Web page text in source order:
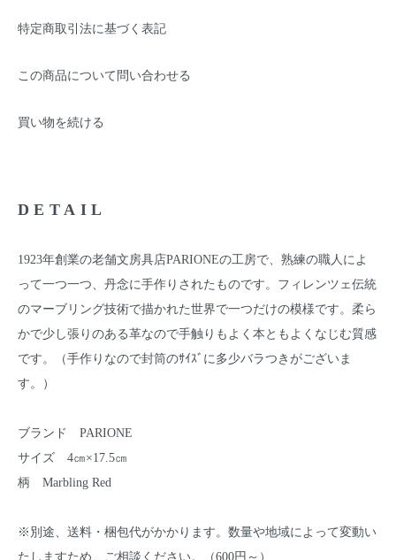
特定商取引法に基づく表記
この商品について問い合わせる
買い物を続ける
DETAIL
1923年創業の老舗文房具店PARIONEの工房で、熟練の職人によ
って一つ一つ、丹念に手作りされたものです。フィレンツェ伝統
のマーブリング技術で描かれた世界で一つだけの模様です。柔ら
かで少し張りのある革なので手触りもよく本ともよくなじむ質感
です。（手作りなので封筒のｻｲｽﾞに多少バラつきがございま
す。）
ブランド PARIONE
サイズ 4㎝×17.5㎝
柄 Marbling Red
※別途、送料・梱包代がかかります。数量や地域によって変動い
たしますため、ご相談ください。（600円～）